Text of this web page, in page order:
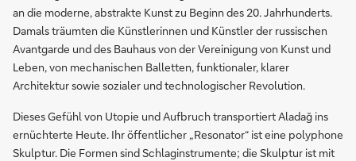
an die moderne, abstrakte Kunst zu Beginn des 20. Jahrhunderts.
Damals träumten die Künstlerinnen und Künstler der russischen
Avantgarde und des Bauhaus von der Vereinigung von Kunst und
Leben, von mechanischen Balletten, funktionaler, klarer
Architektur sowie sozialer und technologischer Revolution.
Dieses Gefühl von Utopie und Aufbruch transportiert Aladağ ins
ernüchterte Heute. Ihr öffentlicher „Resonator“ ist eine polyphone
Skulptur. Die Formen sind Schlaginstrumente; die Skulptur ist mit